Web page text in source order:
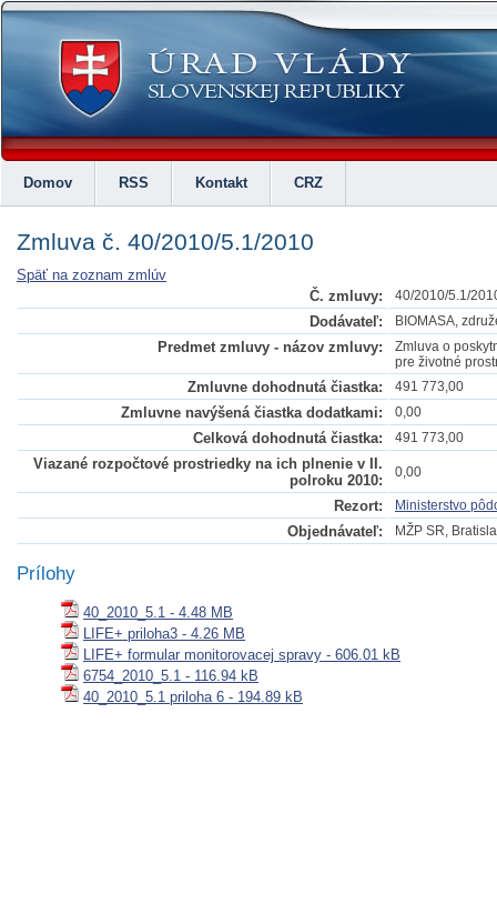
Domov RSS Kontakt CRZ
Zmluva č. 40/2010/5.1/2010
Späť na zoznam zmlúv
Č. zmluvy:
40/2010/5.1/
Dodávateľ: BIOMASA,
Predmet zmluvy - názov zmluvy:
Zmluva o
pre životné
Zmluvne dohodnutá čiastka: 491 773,00
Zmluvne navýšená čiastka dodatkami: 0,00
Celková dohodnutá čiastka: 491 773,00
Viazané rozpočtové prostriedky na ich plnenie v II.
polroku 2010:
0,00
Rezort: Ministerstvo
Objednávateľ: MŽP SR,
Prílohy
40_2010_5.1 - 4.48 MB
LIFE+ priloha3 - 4.26 MB
LIFE+ formular monitorovacej spravy - 606.01 kB
6754_2010_5.1 - 116.94 kB
40_2010_5.1 priloha 6 - 194.89 kB